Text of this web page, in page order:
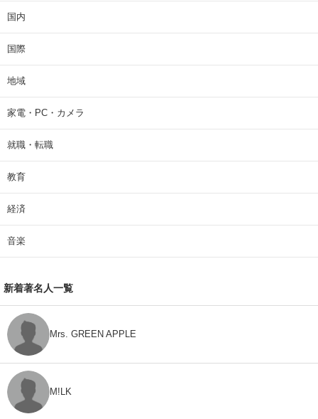
国内
国際
地域
家電・PC・カメラ
就職・転職
教育
経済
音楽
新着著名人一覧
Mrs. GREEN APPLE
M!LK